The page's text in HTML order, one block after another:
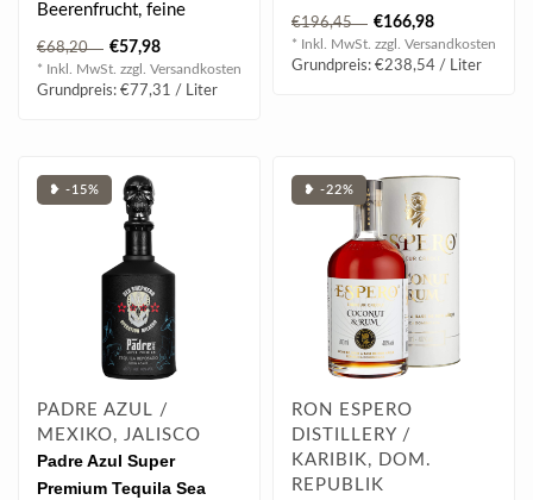
Beerenfrucht, feine
Hefenoten, Himbeeren &
Erdbeeren, feines ..
€68,20 €57,98
* Inkl. MwSt. zzgl. Versandkosten
Grundpreis: €77,31 / Liter
Jahre in handverlesenen
Bourb..
€196,45 €166,98
* Inkl. MwSt. zzgl. Versandkosten
Grundpreis: €238,54 / Liter
❥ -15%
PADRE AZUL /
MEXIKO, JALISCO
Padre Azul Super
Premium Tequila Sea
❥ -22%
RON ESPERO
DISTILLERY /
KARIBIK, DOM.
REPUBLIK